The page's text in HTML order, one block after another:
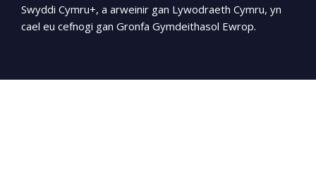
Swyddi Cymru+, a arweinir gan Lywodraeth Cymru, yn
cael eu cefnogi gan Gronfa Gymdeithasol Ewrop.